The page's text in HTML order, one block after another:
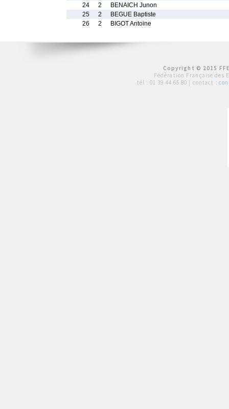
24
2
BENAICH Junon
25
2
BEGUE Baptiste
26
2 BIGOT Antoine
Copyright © 2015
Fédération Française des
tél : 01 39 44 65 80 | contact :